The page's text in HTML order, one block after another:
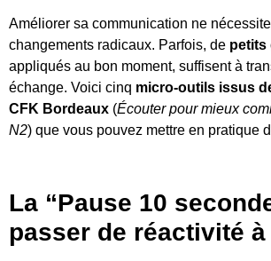
Améliorer sa communication ne
changements radicaux. Parfois, de petits
appliqués au bon moment, suffisent à
échange. Voici cinq micro-outils issus
CFK Bordeaux (Écouter pour mieux
N2) que vous pouvez mettre en pratique
La “Pause 10
passer de réactivité